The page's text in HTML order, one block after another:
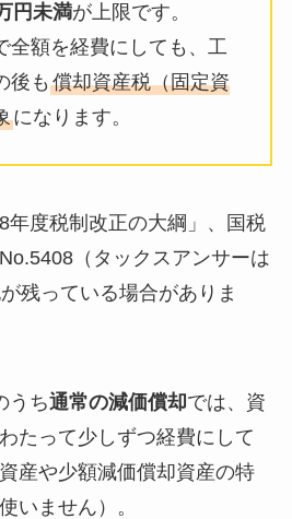
円未満が上限です。
全額を経費にしても、工
後も 償却資産税（固定資
になります。
年度税制改正の大綱」、国税
（タックスアンサーは
残っている場合がありま
うち通常の減価償却では、資
たって少しずつ経費にして
産や少額減価償却資産の特
いません）。